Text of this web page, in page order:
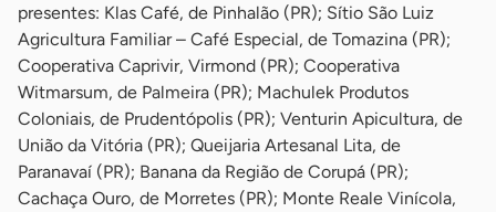
presentes: Klas Café, de Pinhalão (PR); Sítio São Luiz
Agricultura Familiar – Café Especial, de Tomazina (PR);
Cooperativa Caprivir, Virmond (PR); Cooperativa
Witmarsum, de Palmeira (PR); Machulek Produtos
Coloniais, de Prudentópolis (PR); Venturin Apicultura, de
União da Vitória (PR); Queijaria Artesanal Lita, de
Paranavaí (PR); Banana da Região de Corupá (PR);
Cachaça Ouro, de Morretes (PR); Monte Reale Vinícola,